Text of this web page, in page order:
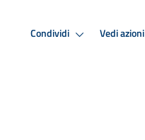
Condividi Vedi azioni